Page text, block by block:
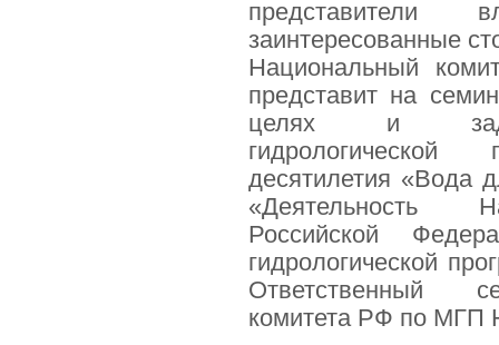
заинтересованные
Национальный
представит на
целях и
десятилетия «Вода
«Деятельность
Российской
гидрологической
Ответственный
комитета РФ по